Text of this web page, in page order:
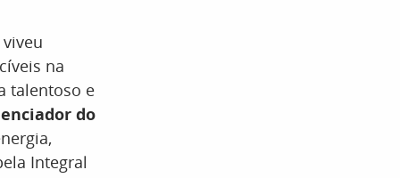
na
talentoso e
do
Integral